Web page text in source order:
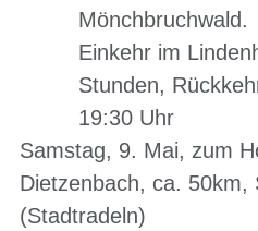
Mönchbruchwald.
Einkehr im
Stunden,
19:30 Uhr
Samstag, 9. Mai, zum
Dietzenbach, ca. 50km,
(Stadtradeln)